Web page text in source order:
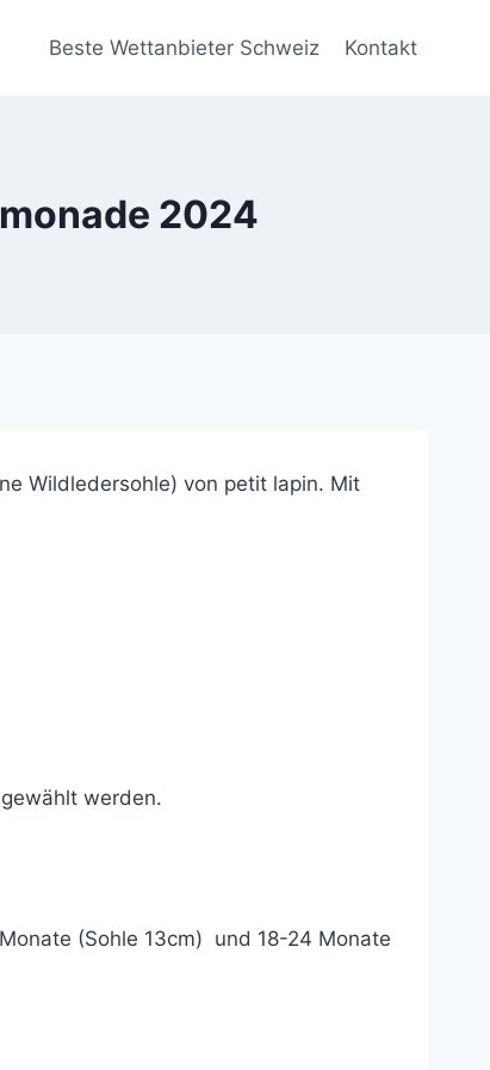
Beste Wettanbieter Schweiz Kontakt
2024
Wildledersohle) von petit lapin. Mit
werden.
(Sohle 13cm) und 18-24 Monate